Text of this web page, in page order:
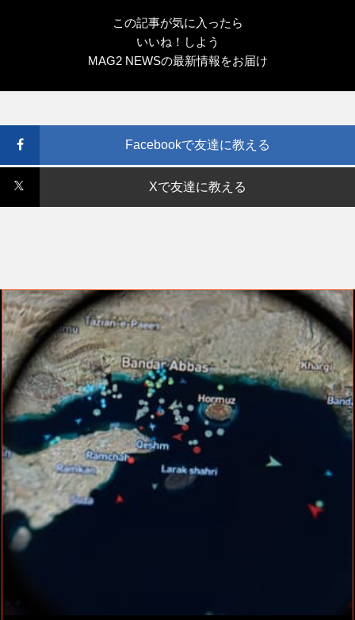
この記事が気に入ったら
いいね！しよう
MAG2 NEWSの最新情報をお届け
Facebookで友達に教える
Xで友達に教える